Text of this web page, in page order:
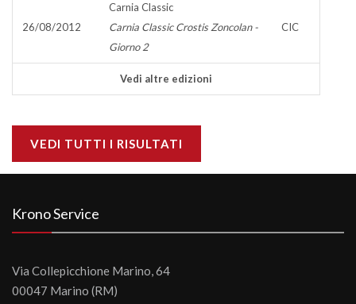
26/08/2012
Carnia Classic
Carnia Classic Crostis Zoncolan -
Giorno 2
CIC
Vedi altre edizioni
VEDI TUTTI I RISULTATI
Krono Service
Via Collepicchione Marino, 64
00047 Marino (RM)